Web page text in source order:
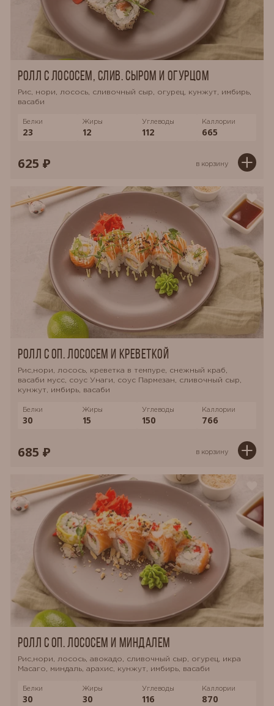
Ролл с лососем, слив. сыром и огурцом
Рис, нори, лосось, сливочный сыр, огурец, кунжут, имбирь,
васаби
Белки
23
Жиры
12
Углеводы
112
Каллории
665
625 ₽ в корзину
Ролл с оп. лососем и креветкой
Рис,нори, лосось, креветка в темпуре, снежный краб,
васаби мусс, соус Унаги, соус Пармезан, сливочный сыр,
кунжут, имбирь, васаби
Белки
30
Жиры
15
Углеводы
150
Каллории
766
685 ₽ в корзину
Ролл с оп. лососем и миндалем
Рис,нори, лосось, авокадо, сливочный сыр, огурец, икра
Масаго, миндаль, арахис, кунжут, имбирь, васаби
Белки
30
Жиры
30
Углеводы
116
Каллории
870